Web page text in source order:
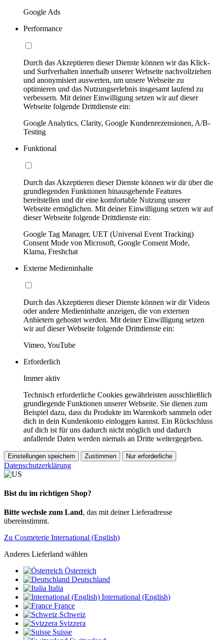
Google Ads
Performance
Durch das Akzeptieren dieser Dienste können wir das Klick-
und Surfverhalten innerhalb unserer Webseite nachvollziehen
und anonymisiert auswerten, um unsere Webseite zu
optimieren und das Nutzungserlebnis insgesamt laufend zu
verbessern. Mit deiner Einwilligung setzen wir auf dieser
Webseite folgende Drittdienste ein:
Google Analytics, Clarity, Google Kundenrezensionen, A/B-
Testing
Funktional
Durch das Akzeptieren dieser Dienste können wir dir über die
grundlegenden Funktionen hinausgehende Features
bereitstellen und dir eine komfortable Nutzung unserer
Webseite ermöglichen. Mit deiner Einwilligung setzen wir auf
dieser Webseite folgende Drittdienste ein:
Google Tag Manager, UET (Universal Event Tracking)
Consent Mode von Microsoft, Google Consent Mode,
Klarna, Freshchat
Externe Medieninhalte
Durch das Akzeptieren dieser Dienste können wir dir Videos
oder andere Medieninhalte anzeigen, die von externen
Anbietern gehostet werden. Mit deiner Einwilligung setzen
wir auf dieser Webseite folgende Drittdienste ein:
Vimeo, YouTube
Erforderlich
Immer aktiv
Technisch erforderliche Cookies gewährleisten ausschließlich
grundlegende Funktionen unserer Webseite. Sie dienen zum
Beispiel dazu, dass du Produkte im Warenkorb sammeln oder
dich in dein Kundenkonto einloggen kannst. Ein Rückschluss
auf dich ist für uns dadurch nicht möglich und dadurch
anfallende Daten werden niemals an Dritte weitergegeben.
Einstellungen speichern Zustimmen Nur erforderliche
Datenschutzerklärung
Bist du im richtigen Shop?
Bitte wechsle zum Land, das mit deiner Lieferadresse
übereinstimmt.
Zu Cosmeterie International (English)
Anderes Lieferland wählen
Österreich
Deutschland
Italia
International (English)
France
Schweiz
Svizzera
Suisse